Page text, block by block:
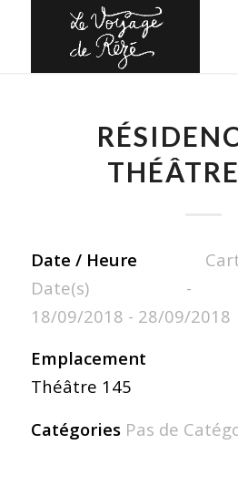
Date / Heure
Date(s) -
18/09/2018 - 28/09/2018
Emplacement
Théâtre 145
CatégoriesPas de